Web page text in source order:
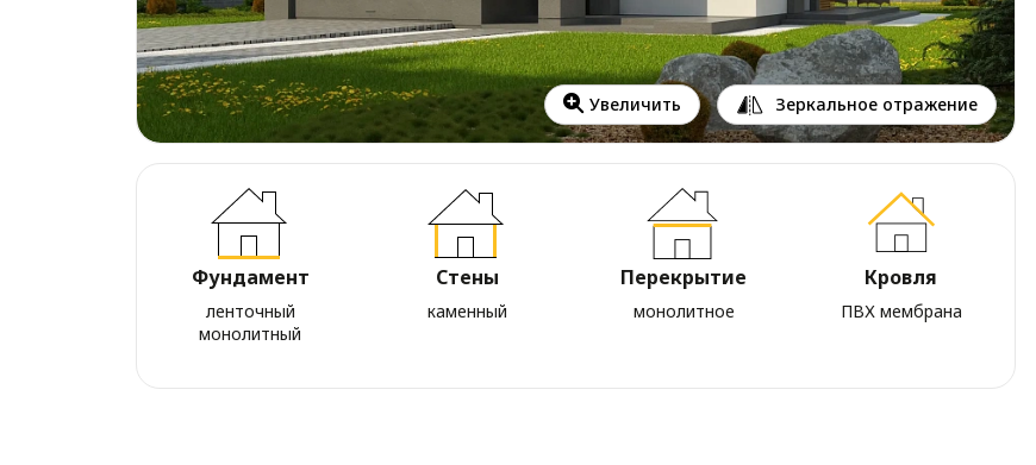
Увеличить Зеркальное отражение
Фундамент
ленточный
монолитный
Стены
каменный
Перекрытие
монолитное
Кровля
ПВХ мембрана